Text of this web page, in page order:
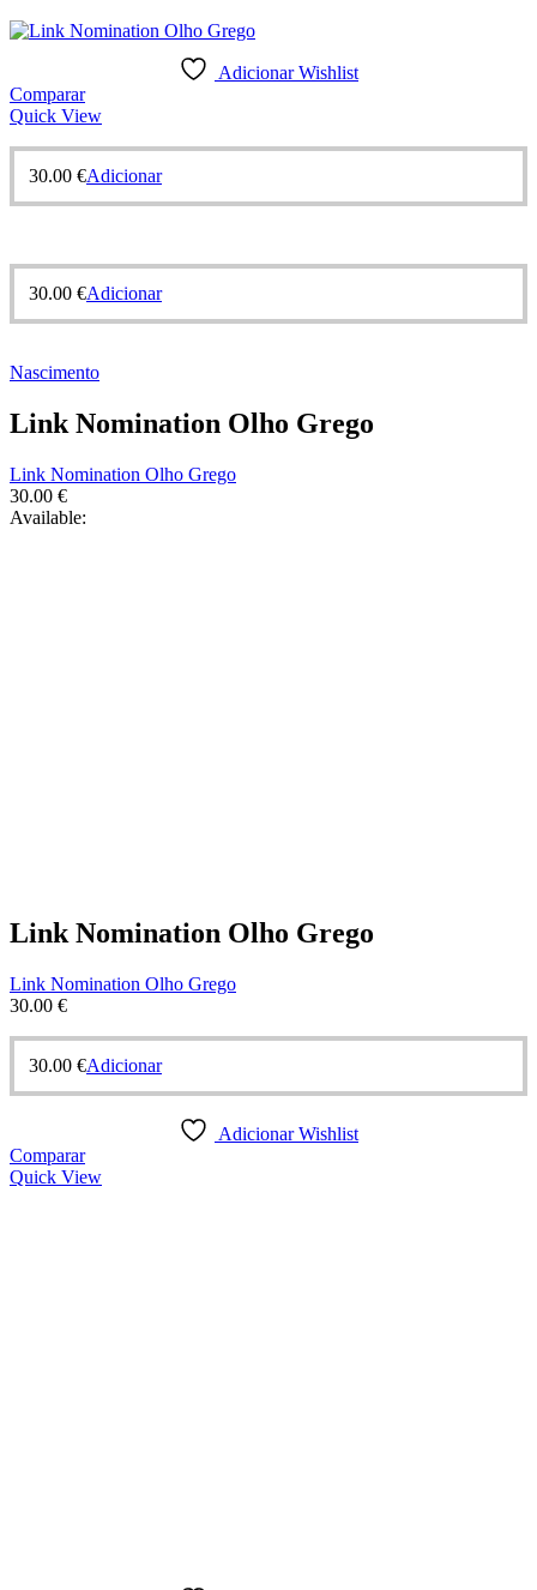
Adicionar Wishlist
Comparar
Quick View
30.00 €Adicionar
30.00 €Adicionar
Nascimento
Link Nomination Olho Grego
Link Nomination Olho Grego
30.00 €
Available:
Link Nomination Olho Grego
Link Nomination Olho Grego
30.00 €
30.00 €Adicionar
Adicionar Wishlist
Comparar
Quick View